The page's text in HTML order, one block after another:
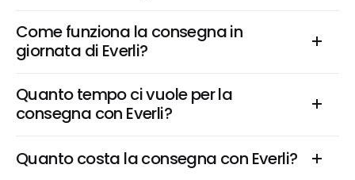
Come funziona la consegna in
giornata di Everli?
Quanto tempo ci vuole per la
consegna con Everli?
Quanto costa la consegna con Everli?